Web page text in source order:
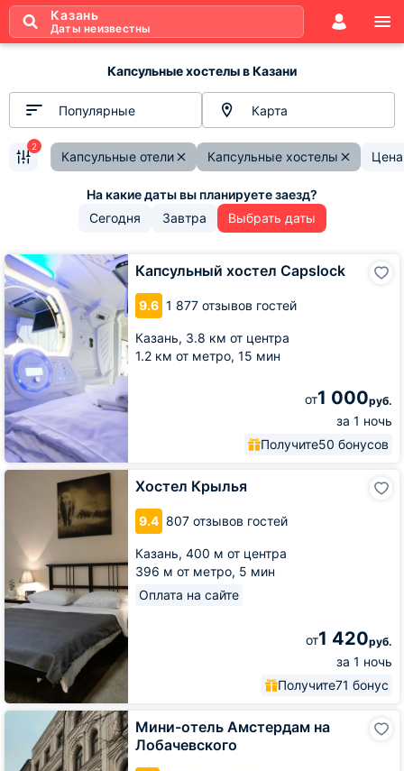
Казань
Даты неизвестны
Капсульные хостелы в Казани
Популярные Карта
Капсульные отели Капсульные хостелы Цена
2
Сегодня Завтра Выбрать даты
Капсульный хостел Capslock
9.6 1 877 отзывов гостей
Казань, 3.8 км от центра
1.2 км от метро, 15 мин
от1 000руб.
за 1 ночь
Получите50 бонусов
Капсульный
хостел
Capslock
Хостел Крылья
9.4 807 отзывов гостей
Казань, 400 м от центра
396 м от метро, 5 мин
Оплата на сайте
от1 420руб.
за 1 ночь
Получите71 бонус
Хостел
Мини-отель Амстердам на
Лобачевского
Мини-
Амстердам